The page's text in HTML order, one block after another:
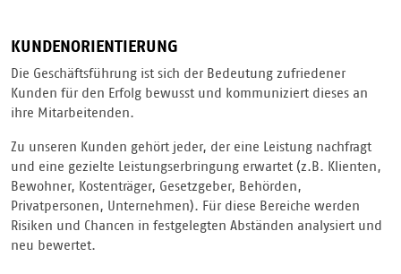
KUNDENORIENTIERUNG
Die Geschäftsführung ist sich der Bedeutung zufriedener
Kunden für den Erfolg bewusst und kommuniziert dieses an
ihre Mitarbeitenden.
Zu unseren Kunden gehört jeder, der eine Leistung nachfragt
und eine gezielte Leistungserbringung erwartet (z.B. Klienten,
Bewohner, Kostenträger, Gesetzgeber, Behörden,
Privatpersonen, Unternehmen). Für diese Bereiche werden
Risiken und Chancen in festgelegten Abständen analysiert und
neu bewertet.